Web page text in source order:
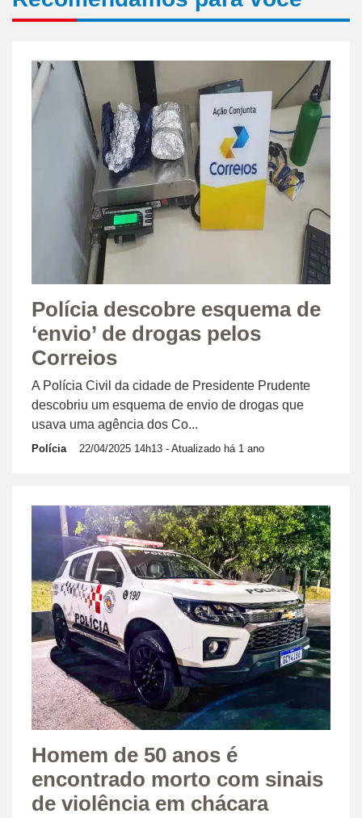
Polícia descobre esquema de
‘envio’ de drogas pelos
Correios
A Polícia Civil da cidade de Presidente Prudente
descobriu um esquema de envio de drogas que
usava uma agência dos Co...
Polícia 22/04/2025 14h13 - Atualizado há 1 ano
Homem de 50 anos é
encontrado morto com sinais
de violência em chácara